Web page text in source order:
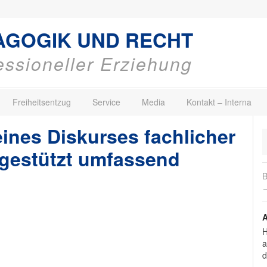
UND RECHT
Erziehung
Freiheitsentzug Service Media Kontakt – Interna
Diskurses fachlicher
umfassend